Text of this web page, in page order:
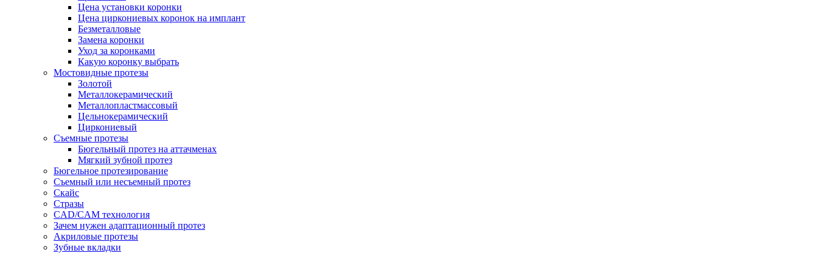
Цена установки коронки
Цена циркониевых коронок на имплант
Безметалловые
Замена коронки
Уход за коронками
Какую коронку выбрать
Мостовидные протезы
Золотой
Металлокерамический
Металлопластмассовый
Цельнокерамический
Циркониевый
Съемные протезы
Бюгельный протез на аттачменах
Мягкий зубной протез
Бюгельное протезирование
Съемный или несъемный протез
Скайс
Стразы
CAD/CAM технология
Зачем нужен адаптационный протез
Акриловые протезы
Зубные вкладки